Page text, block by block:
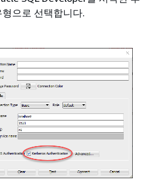
으로 선택합니다.